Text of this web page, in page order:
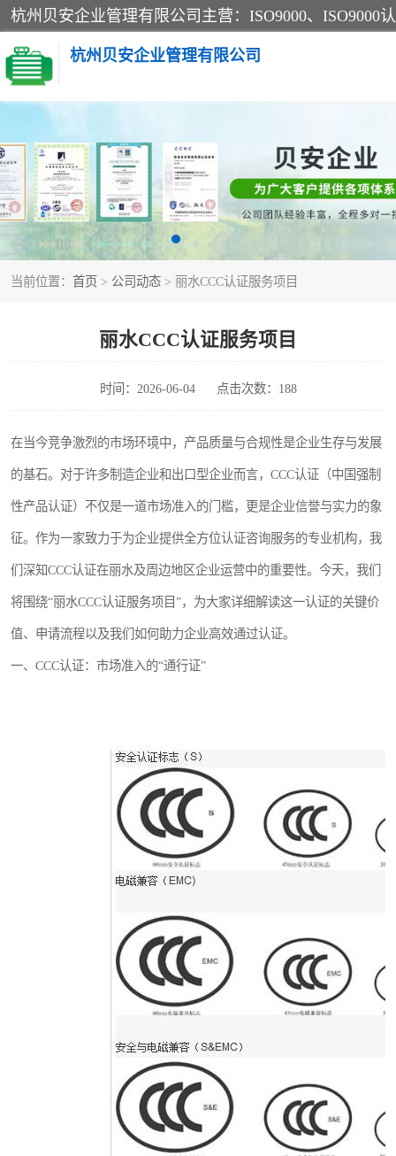
杭州贝安企业管理有限公司
当前位置： 首页 > 公司动态 > 丽水CCC认证服务项目
丽水CCC认证服务项目
时间：2026-06-04 点击次数：188
在当今竞争激烈的市场环境中，产品质量与合规性是企业生存与发展
的基石。对于许多制造企业和出口型企业而言，CCC认证（中国强制
性产品认证）不仅是一道市场准入的门槛，更是企业信誉与实力的象
征。作为一家致力于为企业提供全方位认证咨询服务的专业机构，我
们深知CCC认证在丽水及周边地区企业运营中的重要性。今天，我们
将围绕“丽水CCC认证服务项目”，为大家详细解读这一认证的关键价
值、申请流程以及我们如何助力企业高效通过认证。
一、CCC认证：市场准入的“通行证”
CE认证
SA认证
OHSAS18001认证
45001认证